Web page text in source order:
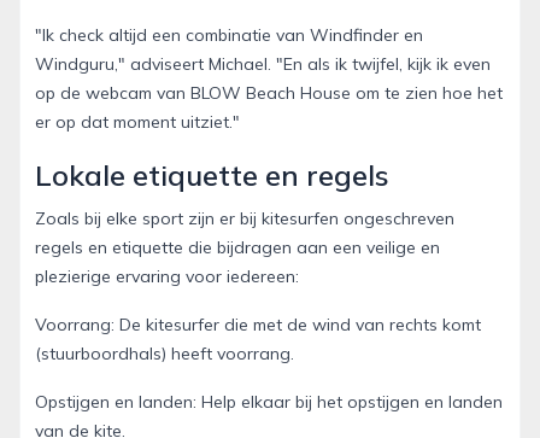
"Ik check altijd een combinatie van Windfinder en
Windguru," adviseert Michael. "En als ik twijfel, kijk ik even
op de webcam van BLOW Beach House om te zien hoe het
er op dat moment uitziet."
Lokale etiquette en regels
Zoals bij elke sport zijn er bij kitesurfen ongeschreven
regels en etiquette die bijdragen aan een veilige en
plezierige ervaring voor iedereen:
Voorrang: De kitesurfer die met de wind van rechts komt
(stuurboordhals) heeft voorrang.
Opstijgen en landen: Help elkaar bij het opstijgen en landen
van de kite.